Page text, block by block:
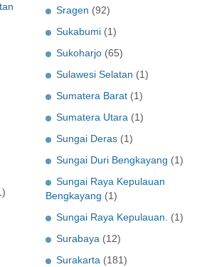
Sragen (92)
Sukabumi (1)
Sukoharjo (65)
Sulawesi Selatan (1)
Sumatera Barat (1)
Sumatera Utara (1)
Sungai Deras (1)
Sungai Duri Bengkayang (1)
Sungai Raya Kepulauan
Bengkayang (1)
Sungai Raya Kepulauan. (1)
Surabaya (12)
Surakarta (181)